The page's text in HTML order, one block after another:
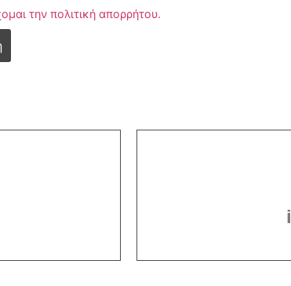
την πολιτική απορρήτου.